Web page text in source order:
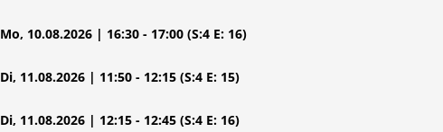
Mo, 10.08.2026 | 16:30 - 17:00 (S:4 E: 16)
Di, 11.08.2026 | 11:50 - 12:15 (S:4 E: 15)
Di, 11.08.2026 | 12:15 - 12:45 (S:4 E: 16)